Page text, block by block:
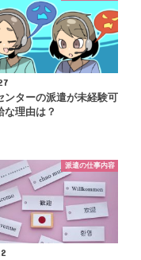
ンターの派遣が未経験可
な理由は？
派遣の仕事内容